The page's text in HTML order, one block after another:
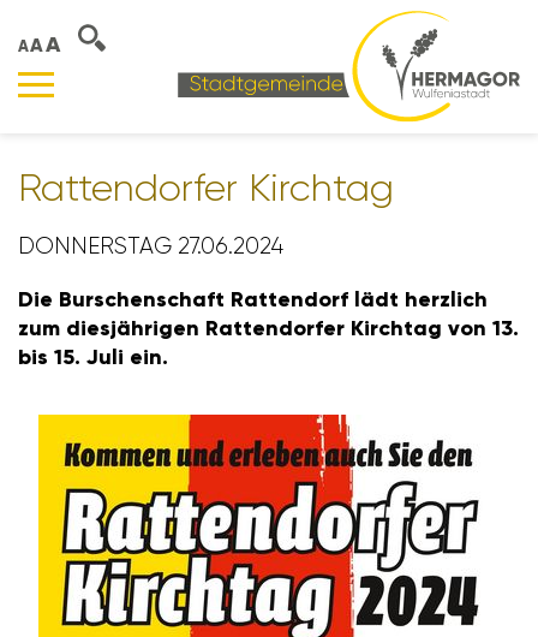
AAA
Ratten­dorfer Kirchtag
DONNERSTAG 27.06.2024
Die Burschen­schaft Ratten­dorf lädt herz­lich
zum dies­jäh­rigen Ratten­dorfer Kirchtag von 13.
bis 15. Juli ein.